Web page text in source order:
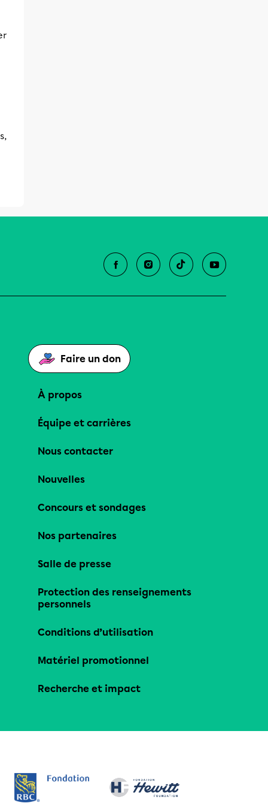
Faire un don
À propos
Équipe et carrières
Nous contacter
Nouvelles
Concours et sondages
Nos partenaires
Salle de presse
Protection des renseignements
personnels
Conditions d’utilisation
Matériel promotionnel
Recherche et impact